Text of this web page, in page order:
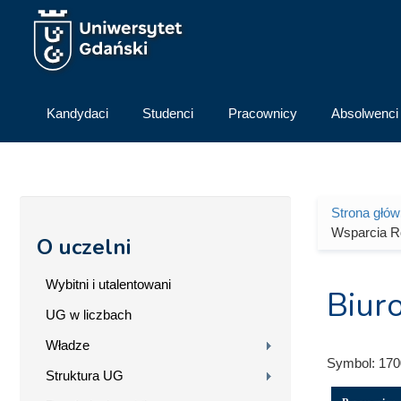
Przejdź do treści
Kandydaci Studenci Pracownicy Absolwenci
O uczelni
Wybitni i utalentowani
UG w liczbach
Władze
Struktura UG
Strona
Wsparcia
Symbol: